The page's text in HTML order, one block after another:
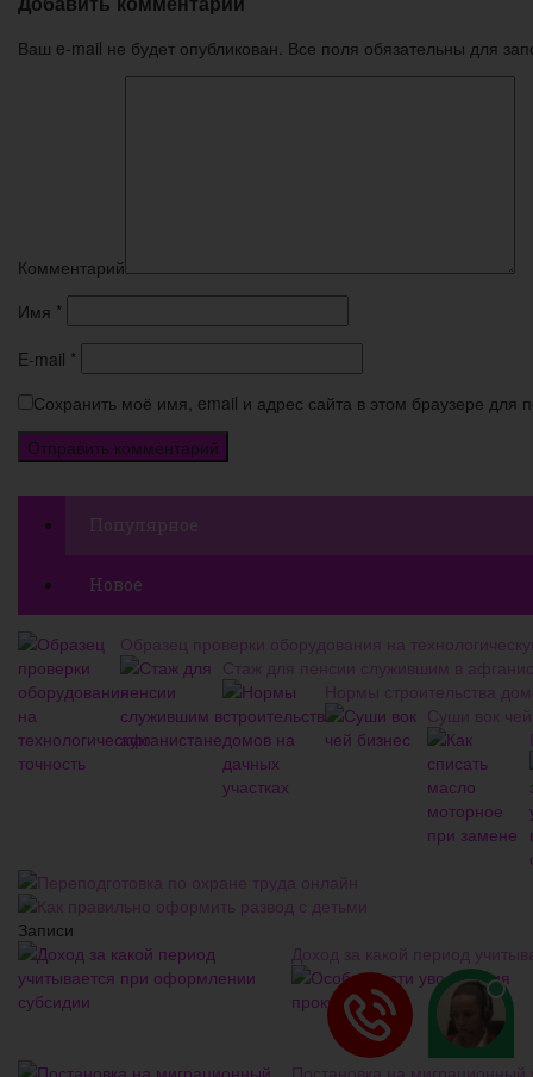
Ваш e-mail не будет опубликован. Все поля обязательны для
Комментарий
Имя *
E-mail *
Сохранить моё имя, email и адрес сайта в этом браузере
Популярное
Новое
Образец проверки оборудования на
Стаж для пенсии служившим в
Нормы строительства
Суши вок
Переподготовка по охране труда онлайн
Как правильно оформить развод с детьми
Записи
Доход за какой период